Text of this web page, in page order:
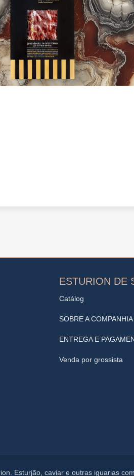
ESTURION DE
Catálog
SOBRE A COMPANHIA
ENTREGA E
Venda por grossista
Esturjão, caviar e outras iguarias